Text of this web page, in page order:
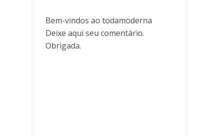
Bem-vindos ao todamoderna
Deixe aqui seu comentário.
Obrigada.